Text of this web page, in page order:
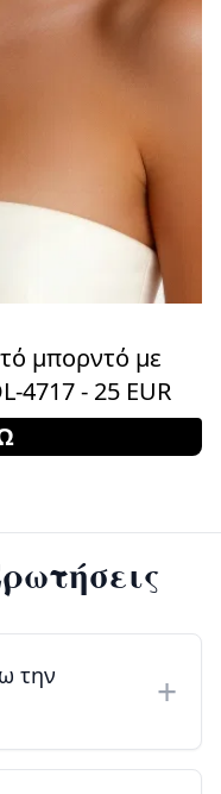
μπορντό με
4717 - 25 EUR
την
+